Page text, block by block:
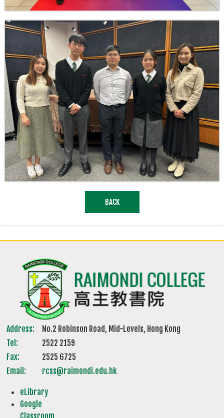
BACK
Address:
No.2 Robinson Road, Mid-Levels, Hong Kong
Tel:
2522 2159
Fax:
2525 6725
Email:
rcss@raimondi.edu.hk
eLibrary
Google
Classroom